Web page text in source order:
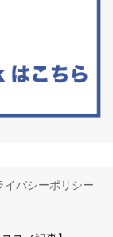
イバシーポリシー